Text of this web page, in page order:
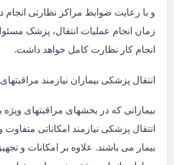
و با رعایت ضوابط مراکز نظارتی انجام
زمان انجام عملیات انتقال، پزشک
انجام کار نظارت کامل خواهد داشت.
انتقال پزشکی بیماران نیازمند
بیمارانی که در بخشهای مراقبتهای
انتقال پزشکی نیازمند امکاناتی
بیمار می باشند. علاوه بر امکانات و